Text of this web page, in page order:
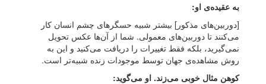
به عقیده‌ی او:
[دوربین‌های مذکور] بیشتر شبیه حسگرهای چشم انسان کار
می‌کنند تا دوربین‌های معمولی. شما از آن‌ها عکس تحویل
نمی‌گیرید، بلکه فقط تغییرات را دریافت می‌کنید و این به
روش مشاهده‌ی جهان توسط موجودات زنده شبیه‌تر است.
کوهن مثال خوبی می‌زند. او می‌گوید: